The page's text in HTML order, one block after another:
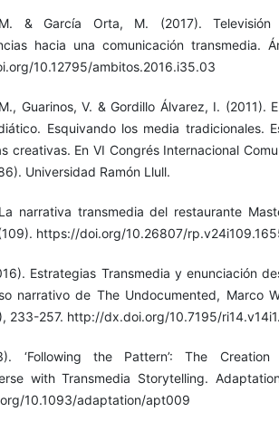
& García Orta, M. (2017). Televisión
hacia una comunicación transmedia.
10.12795/ambitos.2016.i35.03
Guarinos, V. & Gordillo Álvarez, I. (2011).
Esquivando los media tradicionales.
creativas. En VI Congrés Internacional
Universidad Ramón Llull.
narrativa transmedia del restaurante
https://doi.org/10.26807/
Estrategias Transmedia y enunciación
narrativo de The Undocumented, Marco
233-257. http://dx.doi.org/10.7195/
‘Following the Pattern’: The
with Transmedia Storytelling.
10.1093/adaptation/apt009